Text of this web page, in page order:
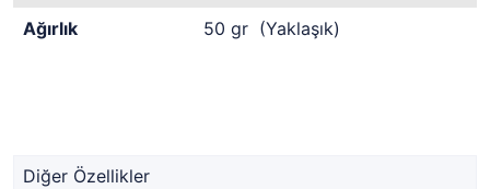
Ağırlık
50 gr (Yaklaşık)
Diğer Özellikler